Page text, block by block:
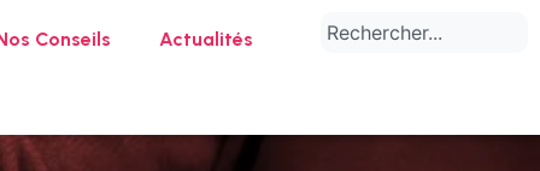
Conseils Actualités